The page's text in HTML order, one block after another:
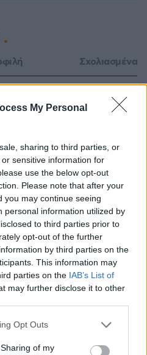
My Personal
sharing to third parties, or
sensitive information for
use the below opt-out
Please note that after your
you may continue seeing
personal information utilized by
to third parties prior to
opt-out of the further
by third parties on the
This information may
parties on the IAB’s List of
may further disclose it to other
app uses one or more Google
behaviour. You may click to
Opt Outs
of my
Σχολιασμένα
από πτώση από τη
«Με περισσότερη
καλύτερο»
στο ταξίδι; Η κάλυψη που
Μητσοτάκη και τη
φωτογραφίες
Αισιόδοξος ξανά ο
με το Ιράν, «δεν